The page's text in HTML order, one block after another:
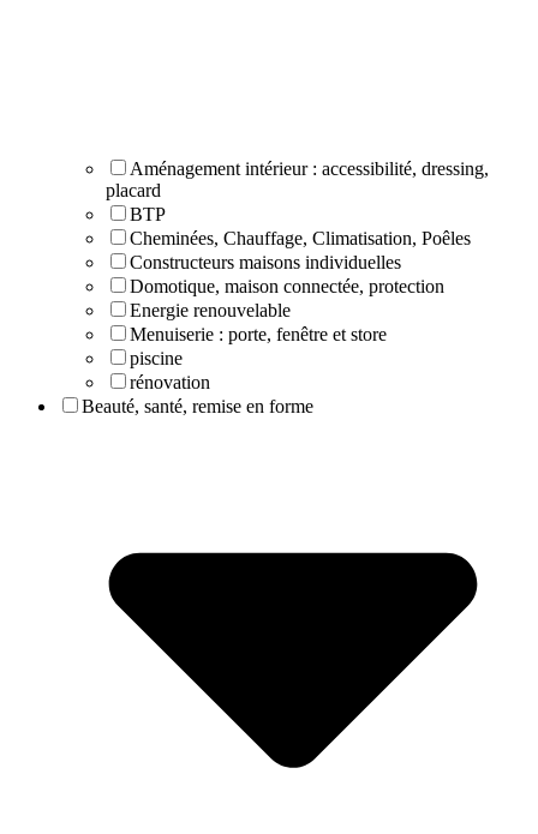
Aménagement intérieur : accessibilité, dressing,
placard
BTP
Cheminées, Chauffage, Climatisation, Poêles
Constructeurs maisons individuelles
Domotique, maison connectée, protection
Energie renouvelable
Menuiserie : porte, fenêtre et store
piscine
rénovation
Beauté, santé, remise en forme